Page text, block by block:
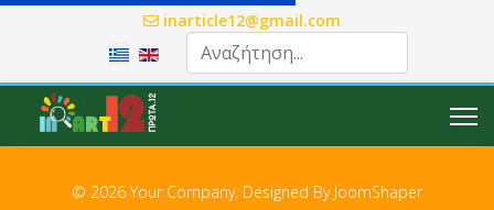
inarticle12@gmail.com
Επιλέξτε τη γλώσσα σας
© 2026 Your Company. Designed By JoomShaper